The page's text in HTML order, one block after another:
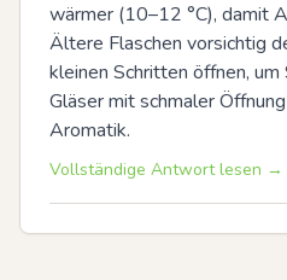
wärmer (10–12 °C), damit
Ältere Flaschen vorsichtig
kleinen Schritten öffnen, um
Gläser mit schmaler
Aromatik.
Vollständige Antwort lesen →